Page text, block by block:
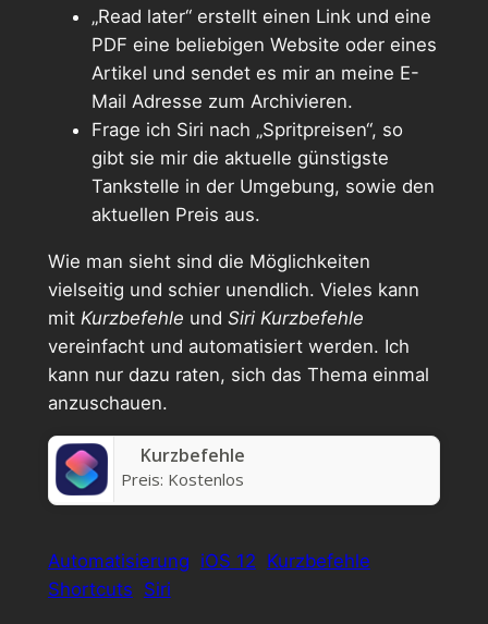
„Read later“ erstellt einen Link und eine
PDF eine beliebigen Website oder eines
Artikel und sendet es mir an meine E-
Mail Adresse zum Archivieren.
Frage ich Siri nach „Spritpreisen“, so
gibt sie mir die aktuelle günstigste
Tankstelle in der Umgebung, sowie den
aktuellen Preis aus.
Wie man sieht sind die Möglichkeiten
vielseitig und schier unendlich. Vieles kann
mit Kurzbefehle und Siri Kurzbefehle
vereinfacht und automatisiert werden. Ich
kann nur dazu raten, sich das Thema einmal
anzuschauen.
Kurzbefehle
Preis: Kostenlos
Automatisierung iOS 12 Kurzbefehle
Shortcuts Siri